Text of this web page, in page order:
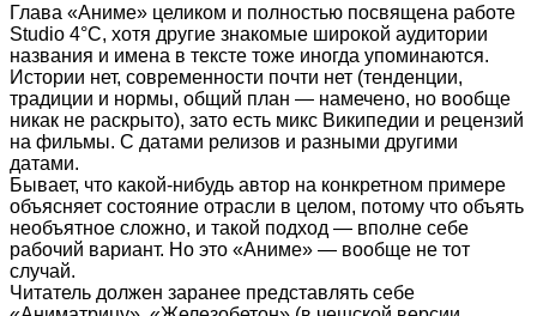
Глава «Аниме» целиком и полностью посвящена работе
Studio 4°C, хотя другие знакомые широкой аудитории
названия и имена в тексте тоже иногда упоминаются.
Истории нет, современности почти нет (тенденции,
традиции и нормы, общий план — намечено, но вообще
никак не раскрыто), зато есть микс Википедии и рецензий
на фильмы. С датами релизов и разными другими
датами.
Бывает, что какой-нибудь автор на конкретном примере
объясняет состояние отрасли в целом, потому что объять
необъятное сложно, и такой подход — вполне себе
рабочий вариант. Но это «Аниме» — вообще не тот
случай.
Читатель должен заранее представлять себе